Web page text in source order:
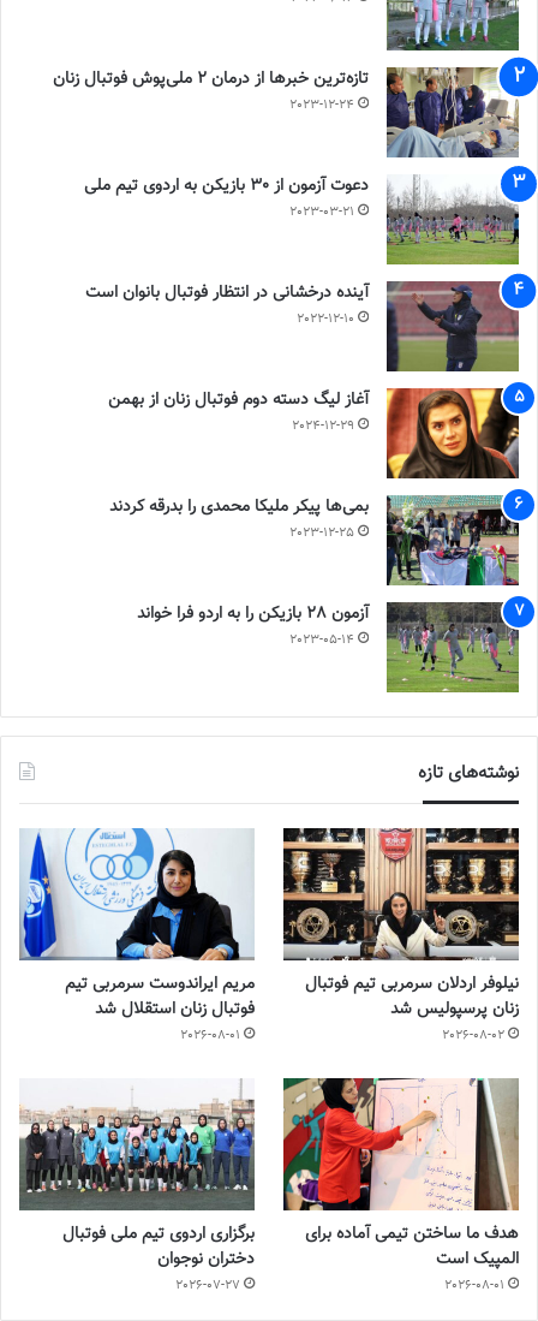
تازه‌ترین خبرها از درمان ۲ ملی‌پوش فوتبال زنان
2023-12-24
دعوت آزمون از 30 بازیکن به اردوی تیم ملی
2023-03-21
آینده درخشانی در انتظار فوتبال بانوان است
2022-12-10
آغاز لیگ دسته دوم فوتبال زنان از بهمن
2024-12-29
بمی‌ها پیکر ملیکا محمدی را بدرقه کردند
2023-12-25
آزمون 28 بازیکن را به اردو فرا خواند
2023-05-14
نوشته‌های تازه
نیلوفر اردلان سرمربی تیم فوتبال
زنان پرسپولیس شد
2026-08-02
مریم ایراندوست سرمربی تیم
فوتبال زنان استقلال شد
2026-08-01
هدف ما ساختن تیمی آماده برای
المپیک است
2026-08-01
برگزاری اردوی تیم ملی فوتبال
دختران نوجوان
2026-07-27